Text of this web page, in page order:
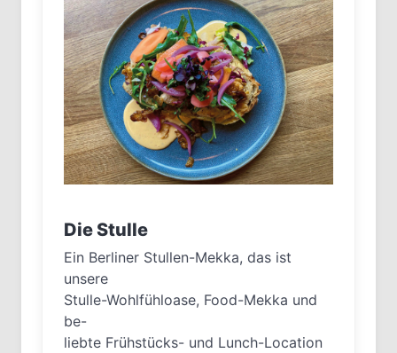
Die Stulle
Ein Berliner Stullen-Mekka, das ist
unsere
Stulle-Wohlfühloase, Food-Mekka und
be-
liebte Frühstücks- und Lunch-Location